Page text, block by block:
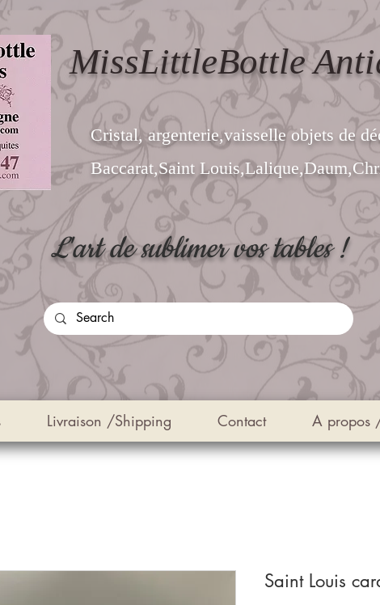
MissLittleBottle
Cristal, argenterie,vaisselle objets de
Baccarat,Saint
L'art de sublimer vos tables !
Livraison /Shipping Contact A propos
Saint Louis